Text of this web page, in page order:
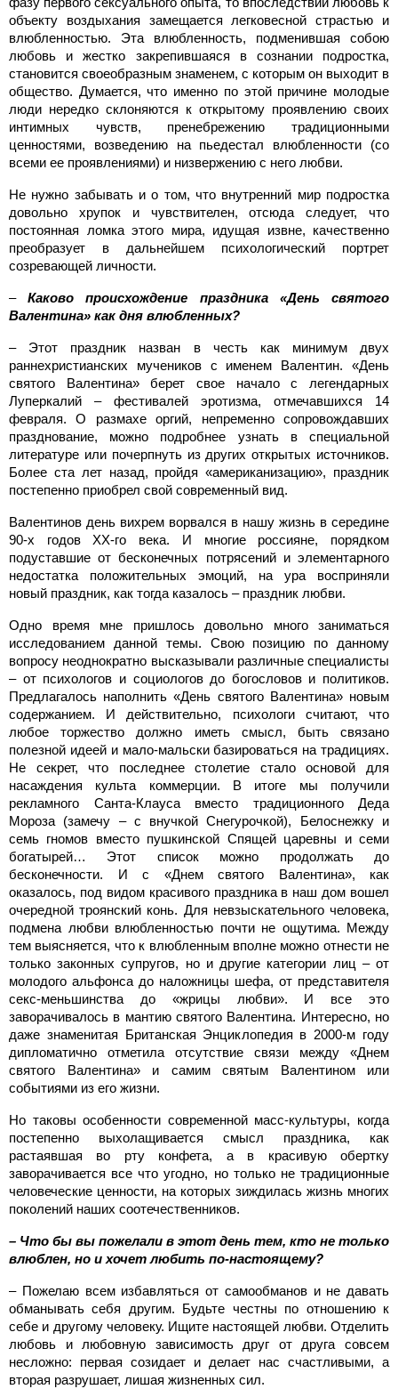
объекту воздыхания замещается легковесной страстью и
влюбленностью. Эта влюбленность, подменившая собою
любовь и жестко закрепившаяся в сознании подростка,
становится своеобразным знаменем, с которым он выходит в
общество. Думается, что именно по этой причине молодые
люди нередко склоняются к открытому проявлению своих
интимных чувств, пренебрежению традиционными
ценностями, возведению на пьедестал влюбленности (со
всеми ее проявлениями) и низвержению с него любви.
Не нужно забывать и о том, что внутренний мир подростка
довольно хрупок и чувствителен, отсюда следует, что
постоянная ломка этого мира, идущая извне, качественно
преобразует в дальнейшем психологический портрет
созревающей личности.
–Каково происхождение праздника «День святого
Валентина» как дня влюбленных?
– Этот праздник назван в честь как минимум двух
раннехристианских мучеников с именем Валентин. «День
святого Валентина» берет свое начало с легендарных
Луперкалий – фестивалей эротизма, отмечавшихся 14
февраля. О размахе оргий, непременно сопровождавших
празднование, можно подробнее узнать в специальной
литературе или почерпнуть из других открытых источников.
Более ста лет назад, пройдя «американизацию», праздник
постепенно приобрел свой современный вид.
Валентинов день вихрем ворвался в нашу жизнь в середине
90-х годов XX-го века. И многие россияне, порядком
подуставшие от бесконечных потрясений и элементарного
недостатка положительных эмоций, на ура восприняли
новый праздник, как тогда казалось – праздник любви.
Одно время мне пришлось довольно много заниматься
исследованием данной темы. Свою позицию по данному
вопросу неоднократно высказывали различные специалисты
– от психологов и социологов до богословов и политиков.
Предлагалось наполнить «День святого Валентина» новым
содержанием. И действительно, психологи считают, что
любое торжество должно иметь смысл, быть связано
полезной идеей и мало-мальски базироваться на традициях.
Не секрет, что последнее столетие стало основой для
насаждения культа коммерции. В итоге мы получили
рекламного Санта-Клауса вместо традиционного Деда
Мороза (замечу – с внучкой Снегурочкой), Белоснежку и
семь гномов вместо пушкинской Спящей царевны и семи
богатырей… Этот список можно продолжать до
бесконечности. И с «Днем святого Валентина», как
оказалось, под видом красивого праздника в наш дом вошел
очередной троянский конь. Для невзыскательного человека,
подмена любви влюбленностью почти не ощутима. Между
тем выясняется, что к влюбленным вполне можно отнести не
только законных супругов, но и другие категории лиц – от
молодого альфонса до наложницы шефа, от представителя
секс-меньшинства до «жрицы любви». И все это
заворачивалось в мантию святого Валентина. Интересно, но
даже знаменитая Британская Энциклопедия в 2000-м году
дипломатично отметила отсутствие связи между «Днем
святого Валентина» и самим святым Валентином или
событиями из его жизни.
Но таковы особенности современной масс-культуры, когда
постепенно выхолащивается смысл праздника, как
растаявшая во рту конфета, а в красивую обертку
заворачивается все что угодно, но только не традиционные
человеческие ценности, на которых зиждилась жизнь многих
поколений наших соотечественников.
– Что бы вы пожелали в этот день тем, кто не только
влюблен, но и хочет любить по-настоящему?
– Пожелаю всем избавляться от самообманов и не давать
обманывать себя другим. Будьте честны по отношению к
себе и другому человеку. Ищите настоящей любви. Отделить
любовь и любовную зависимость друг от друга совсем
несложно: первая созидает и делает нас счастливыми, а
вторая разрушает, лишая жизненных сил.